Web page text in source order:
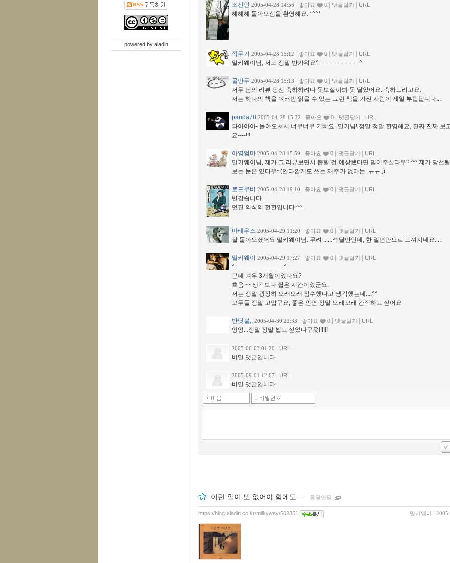
powered by aladin
조선인 2005-04-28 14:56 좋아요 0 댓글달기 URL
헤헤헤 돌아오심을 환영해요. *^^*
깍두기 2005-04-28 15:12 좋아요 0 댓글달기 URL
밀키웨이님, 저도 정말 반가워요^--------------------^
물만두 2005-04-28 15:13 좋아요 0 댓글달기 URL
저두 님의 리뷰 당선 축하하려다 못보실까봐 못 달았어요. 축하드리고요.
저는 하나의 책을 여러번 읽을 수 있는 그런 책을 가진 사람이 제일 부럽답니다...
panda78 2005-04-28 15:32 좋아요 0 댓글달기 URL
와아아아- 돌아오셔서 너무너무 기뻐요, 밀키님! 정말 정말 환영해요, 진짜 진짜 보
요----!!!
아영엄마 2005-04-28 15:59 좋아요 0 댓글달기 URL
밀키웨이님, 제가 그 리뷰보면서 뽑힐 걸 예상했다면 믿어주실라우? ^^ 제가 당선
보는 눈은 있다우~(안타깝게도 쓰는 재주가 없다는..ㅠㅠ;;)
로드무비 2005-04-28 19:10 좋아요 0 댓글달기 URL
반갑습니다.
멋진 의식의 전환입니다.^^
마태우스 2005-04-29 11:20 좋아요 0 댓글달기 URL
잘 돌아오셨어요 밀키웨이님. 무려 ......석달만인데, 한 일년만으로 느껴지네요....
밀키웨이 2005-04-29 17:27 좋아요 0 댓글달기 URL
^______________^
근데 겨우 3개월이었나요?
흐음~~ 생각보다 짧은 시간이었군요.
저는 정말 굉장히 오래오래 잠수했다고 생각했는데....^^
모두들 정말 고맙구요, 좋은 인연 정말 오래오래 간직하고 싶어요
반딧불,, 2005-04-30 22:33 좋아요 0 댓글달기 URL
엉엉...정말 정말 뵙고 싶었다구욧!!!!!!
2005-06-03 01:20 URL
비밀 댓글입니다.
2005-09-01 12:07 URL
비밀 댓글입니다.
이런 일이 또 없어야 함에도.... ｌ 몽당연필
밀키웨이 l
https://blog.aladin.co.kr/milkyway/602351